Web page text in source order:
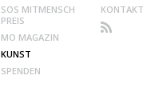
SOS MITMENSCH
PREIS
MO MAGAZIN
KUNST
SPENDEN
KONTAKT